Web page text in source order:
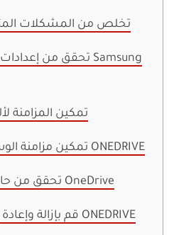
1. تخلص من المشكلات
3. تمكين المزامنة
4. تمكين مزامنة الوسائط لحساب ONEDRIVE
5. تحقق من حالة التخزين على OneDrive